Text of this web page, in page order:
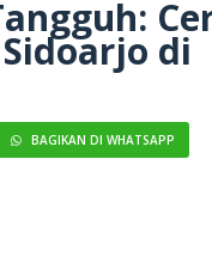
di
BAGIKAN DI WHATSAPP